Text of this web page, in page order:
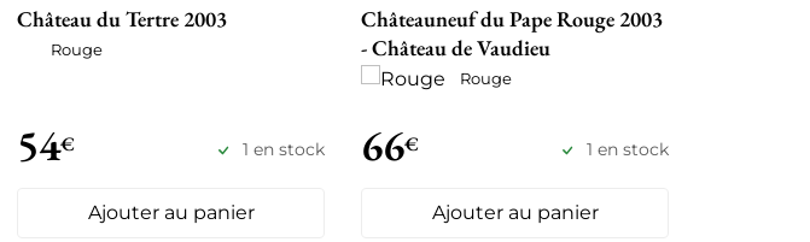
Château du Tertre 2003
Rouge
54€ 1 en stock
Ajouter au panier
Châteauneuf du Pape Rouge 2003
- Château de Vaudieu
Rouge
66€ 1 en stock
Ajouter au panier